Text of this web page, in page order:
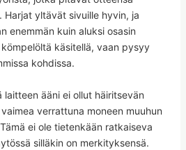
Harjat yltävät sivuille hyvin, ja
enemmän kuin aluksi osasin
käsitellä, vaan pysyy
kohdissa.
ääni ei ollut häiritsevän
verrattuna moneen muuhun
ei ole tietenkään ratkaiseva
silläkin on merkityksensä.